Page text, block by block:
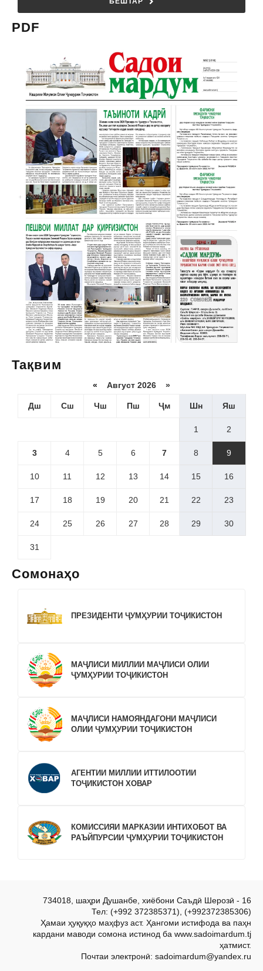
PDF
Тақвим
« Август 2026 »
Дш Сш Чш Пш Ҷм Шн Яш
1 2
3 4 5 6 7 8 9
10 11 12 13 14 15 16
17 18 19 20 21 22 23
24 25 26 27 28 29 30
31
Сомонаҳо
ПРЕЗИДЕНТИ ҶУМҲУРИИ ТОҶИКИСТОН
МАҶЛИСИ МИЛЛИИ МАҶЛИСИ ОЛИИ
ҶУМҲУРИИ ТОҶИКИСТОН
МАҶЛИСИ НАМОЯНДАГОНИ МАҶЛИСИ
ОЛИИ ҶУМҲУРИИ ТОҶИКИСТОН
АГЕНТИИ МИЛЛИИ ИТТИЛООТИИ
ТОҶИКИСТОН ХОВАР
КОМИССИЯИ МАРКАЗИИ ИНТИХОБОТ ВА
РАЪЙПУРСИИ ҶУМҲУРИИ ТОҶИКИСТОН
734018, шаҳри Душанбе, хиёбони Саъдӣ Шерозӣ - 16
Тел: (+992 372385371), (+992372385306)
Ҳамаи ҳуқуқҳо маҳфуз аст. Ҳангоми истифода ва паҳн
кардани маводи сомона истинод ба www.sadoimardum.tj
ҳатмист.
Почтаи электронӣ: sadoimardum@yandex.ru